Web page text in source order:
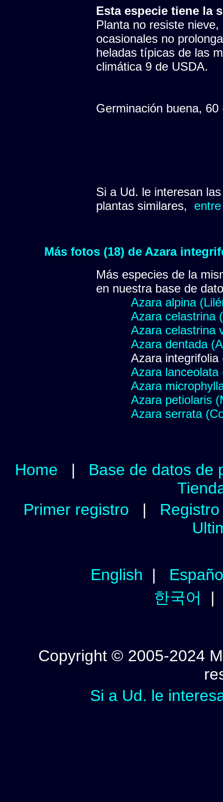
Esta especie tiene la
Planta no resiste
ocasionales no
heladas típicas de las
climática 9 de USDA.
Germinación buena, 60
Si a Ud. le interesan
plantas similares,
Más fotos (18) de Azara
Más especies de la
en nuestra base de
Azara alpina
Azara celastrina
Azara celastrina
Azara dentada
Azara integrifolia
Azara lanceolata
Azara
Azara petiolaris
Azara serrata
Home | Base de datos de
Primer registro |
English |
한국어
Copyright © 2005-2024
Si a Ud. le